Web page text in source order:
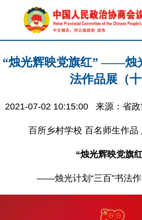
“烛光辉映党旗红” ——烛
法作品展（十
2021-07-02 10:15:00 来源：省
百所乡村学校 百名师生作品
“烛光辉映党旗
——烛光计划“三百”书法作